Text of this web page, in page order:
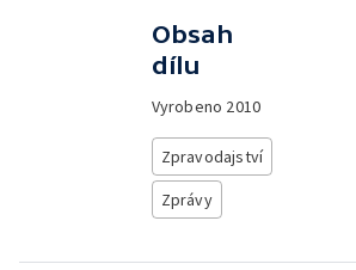
Obsah
dílu
Vyrobeno 2010
Zpravodajství
Zprávy